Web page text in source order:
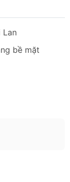
Lan
bề mặt